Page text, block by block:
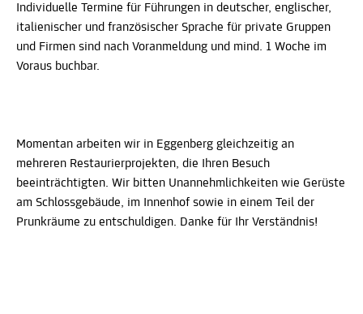
Individuelle Termine für Führungen in deutscher, englischer,
italienischer und französischer Sprache für private Gruppen
und Firmen sind nach Voranmeldung und mind. 1 Woche im
Voraus buchbar.
Momentan arbeiten wir in Eggenberg gleichzeitig an
mehreren Restaurierprojekten, die Ihren Besuch
beeinträchtigten. Wir bitten Unannehmlichkeiten wie Gerüste
am Schlossgebäude, im Innenhof sowie in einem Teil der
Prunkräume zu entschuldigen. Danke für Ihr Verständnis!